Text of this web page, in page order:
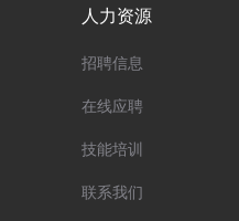
人力资源
招聘信息
在线应聘
技能培训
联系我们